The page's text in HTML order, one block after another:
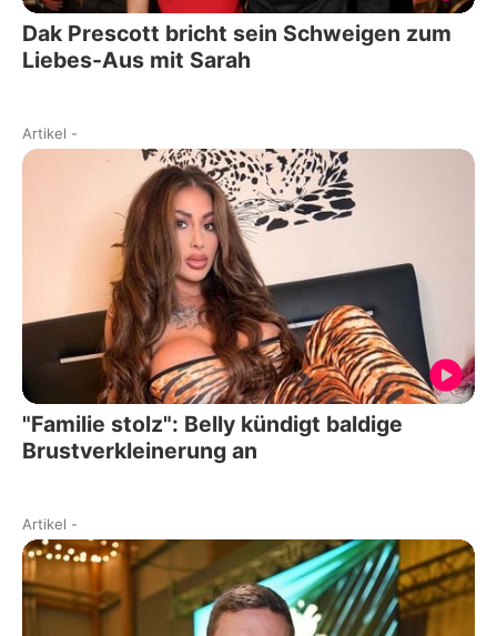
Dak Prescott bricht sein Schweigen zum
Liebes-Aus mit Sarah
Artikel -
"Familie stolz": Belly kündigt baldige
Brustverkleinerung an
Artikel -